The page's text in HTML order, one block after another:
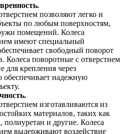
позволяют легко и
по любым поверхностям,
помещений. Колеса
имеют специальный
свободный поворот
Колеса поворотные с отверстием
для крепления через
обеспечивает надежную
изготавливаются из
материалов, таких как
полиуретан и другие. Колеса
выдерживают воздействие